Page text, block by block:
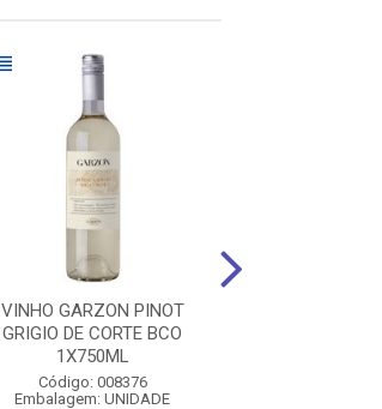
VINHO GARZON PINOT
GRIGIO DE CORTE BCO
1X750ML
Código: 008376
Embalagem: UNIDADE